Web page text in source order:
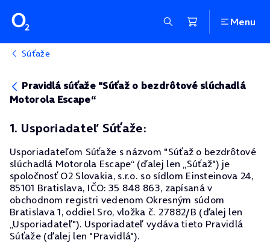
Menu
Súťaže
Pravidlá súťaže "Súťaž o bezdrôtové slúchadlá
Motorola Escape“
1. Usporiadateľ Súťaže:
Usporiadateľom Súťaže s názvom "Súťaž o bezdrôtové
slúchadlá Motorola Escape“ (ďalej len „Súťaž") je
spoločnosť O2 Slovakia, s.r.o. so sídlom Einsteinova 24,
85101 Bratislava, IČO: 35 848 863, zapísaná v
obchodnom registri vedenom Okresným súdom
Bratislava 1, oddiel Sro, vložka č. 27882/B (ďalej len
„Usporiadateľ"). Usporiadateľ vydáva tieto Pravidlá
Súťaže (ďalej len "Pravidlá").